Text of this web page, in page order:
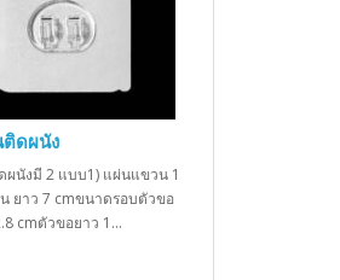
ดผนัง
นังมี 2 แบบ1) แผ่นแขวน 1
ยาว 7 cmขนาดรอบตัวขอ
cmตัวขอยาว 1...